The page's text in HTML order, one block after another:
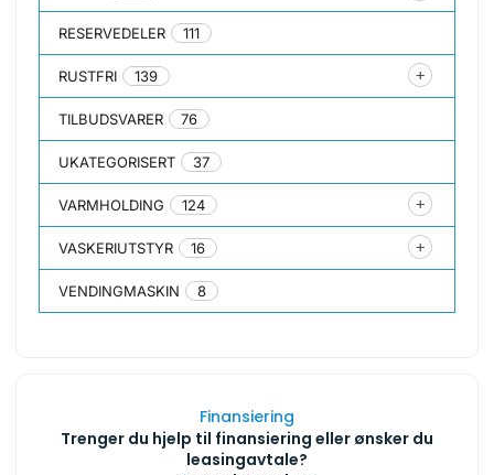
RESERVEDELER 111
RUSTFRI 139
TILBUDSVARER 76
UKATEGORISERT 37
VARMHOLDING 124
VASKERIUTSTYR 16
VENDINGMASKIN 8
Finansiering
Trenger du hjelp til finansiering eller ønsker du
leasingavtale?